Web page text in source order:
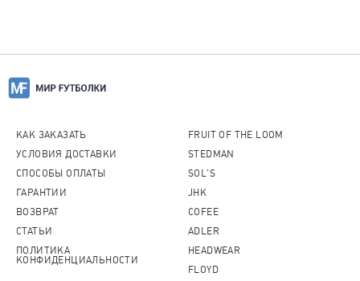
КАК ЗАКАЗАТЬ
УСЛОВИЯ ДОСТАВКИ
СПОСОБЫ ОПЛАТЫ
ГАРАНТИИ
ВОЗВРАТ
СТАТЬИ
ПОЛИТИКА
КОНФИДЕНЦИАЛЬНОСТИ
FRUIT OF THE LOOM
STEDMAN
SOL'S
JHK
COFEE
ADLER
HEADWEAR
FLOYD